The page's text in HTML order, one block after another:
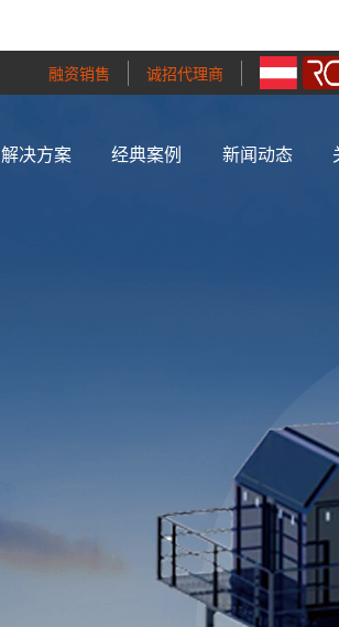
融资销售 诚招代理商
解决方案 经典案例 新闻动态